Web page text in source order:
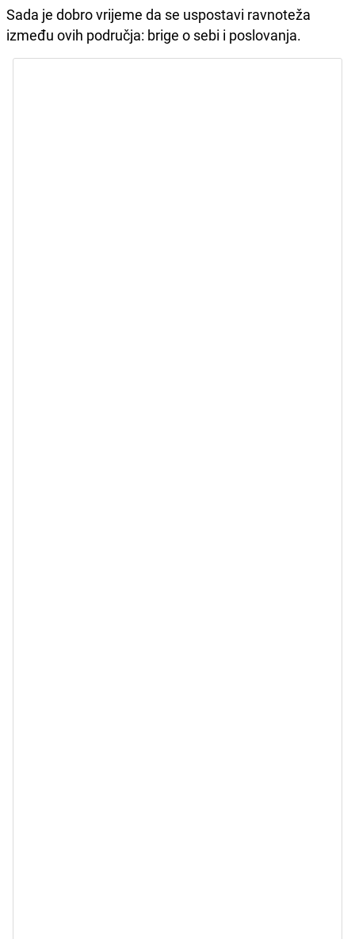
Sada je dobro vrijeme da se uspostavi ravnoteža
između ovih područja: brige o sebi i poslovanja.